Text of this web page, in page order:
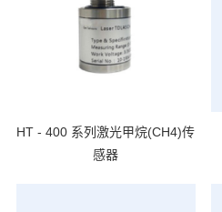
HT - 400 系列激光甲烷(CH4)传
感器